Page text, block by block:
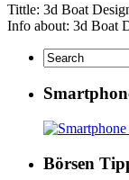
Tittle: 3d Boat
Info about: 3d Boat
Börsen